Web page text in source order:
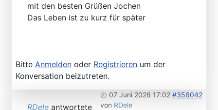
mit den besten Grüßen Jochen
Das Leben ist zu kurz für später
Bitte Anmelden oder Registrieren um der
Konversation beizutreten.
07 Juni 2026 17:02 #356042
von RDele
RDele antwortete